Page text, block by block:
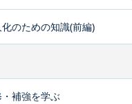
のための知識(前編)
補強を学ぶ